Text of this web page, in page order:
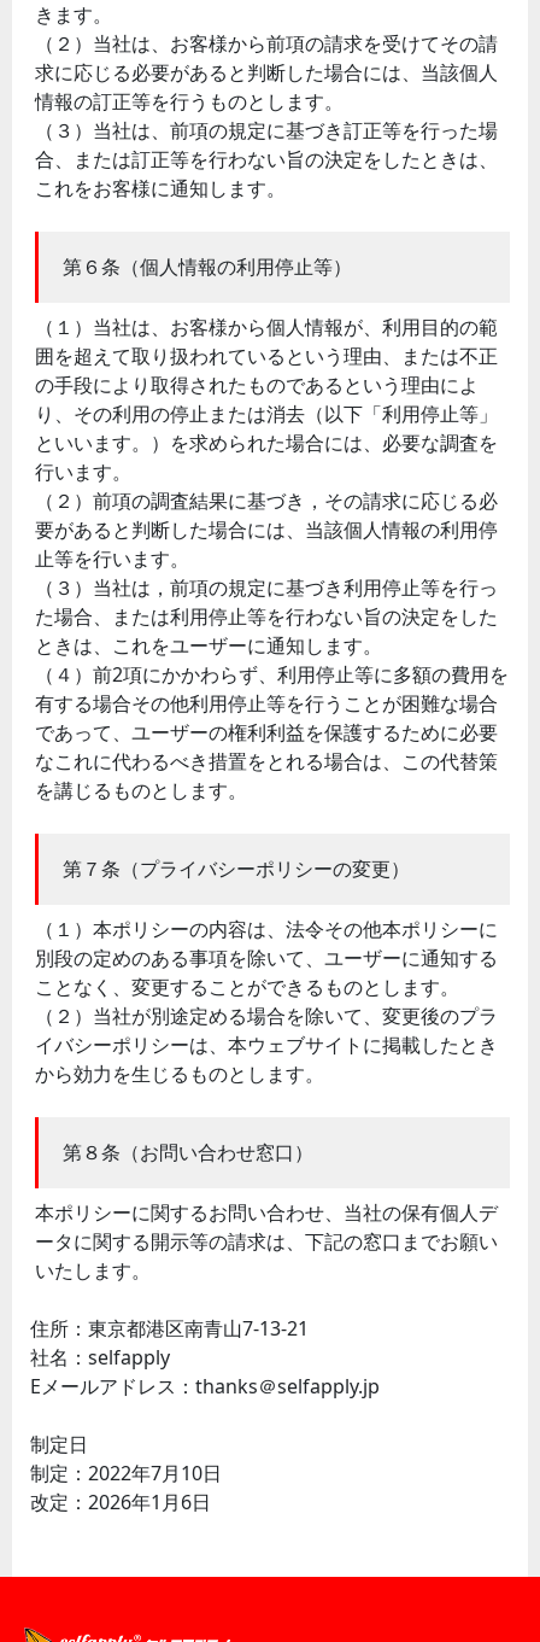
きます。
（２）当社は、お客様から前項の請求を受けてその請
求に応じる必要があると判断した場合には、当該個人
情報の訂正等を行うものとします。
（３）当社は、前項の規定に基づき訂正等を行った場
合、または訂正等を行わない旨の決定をしたときは、
これをお客様に通知します。
第６条（個人情報の利用停止等）
（１）当社は、お客様から個人情報が、利用目的の範
囲を超えて取り扱われているという理由、または不正
の手段により取得されたものであるという理由によ
り、その利用の停止または消去（以下「利用停止等」
といいます。）を求められた場合には、必要な調査を
行います。
（２）前項の調査結果に基づき，その請求に応じる必
要があると判断した場合には、当該個人情報の利用停
止等を行います。
（３）当社は，前項の規定に基づき利用停止等を行っ
た場合、または利用停止等を行わない旨の決定をした
ときは、これをユーザーに通知します。
（４）前2項にかかわらず、利用停止等に多額の費用を
有する場合その他利用停止等を行うことが困難な場合
であって、ユーザーの権利利益を保護するために必要
なこれに代わるべき措置をとれる場合は、この代替策
を講じるものとします。
第７条（プライバシーポリシーの変更）
（１）本ポリシーの内容は、法令その他本ポリシーに
別段の定めのある事項を除いて、ユーザーに通知する
ことなく、変更することができるものとします。
（２）当社が別途定める場合を除いて、変更後のプラ
イバシーポリシーは、本ウェブサイトに掲載したとき
から効力を生じるものとします。
第８条（お問い合わせ窓口）
本ポリシーに関するお問い合わせ、当社の保有個人デ
ータに関する開示等の請求は、下記の窓口までお願い
いたします。
住所：東京都港区南青山7-13-21
社名：selfapply
Eメールアドレス：thanks＠selfapply.jp
制定日
制定：2022年7月10日
改定：2026年1月6日